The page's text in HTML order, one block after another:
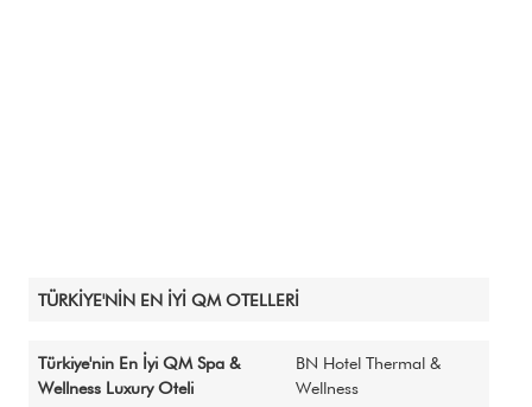
QM Katalog
Ödül Töreni
Davetliler
TÜRKİYE'NİN EN İYİ QM OTELLERİ
Türkiye'nin En İyi QM Spa &
Wellness Luxury Oteli
BN Hotel Thermal &
Wellness